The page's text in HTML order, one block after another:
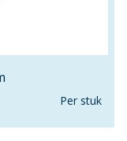
Per stuk